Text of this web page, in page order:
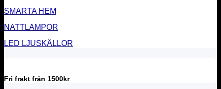
SMARTA HEM
NATTLAMPOR
LED LJUSKÄLLOR
Fri frakt från 1500kr